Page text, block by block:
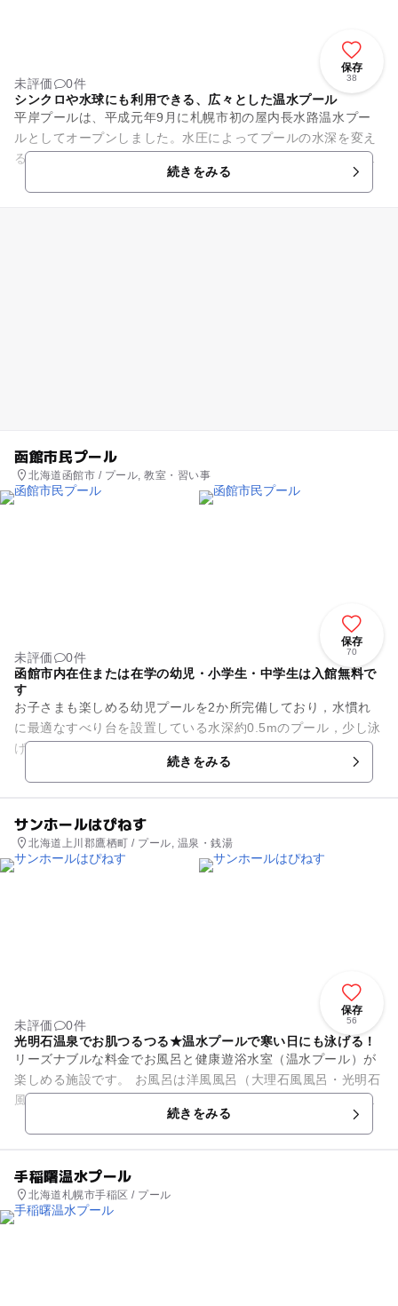
保存
38
未評価
0件
シンクロや水球にも利用できる、広々とした温水プール
平岸プールは、平成元年9月に札幌市初の屋内長水路温水プー
ルとしてオープンしました。水圧によってプールの水深を変え
ることができ、シンクロナイズドスイミングや水球などの利用
も可能です。設備が充実して...続きをみる
函館市民プール
北海道函館市 / プール, 教室・習い事
保存
70
未評価
0件
函館市内在住または在学の幼児・小学生・中学生は入館無料で
す
お子さまも楽しめる幼児プールを2か所完備しており，水慣れ
に最適なすべり台を設置している水深約0.5mのプール，少し泳
げるようになったお子さんには，長さ15m，水深1.0～1.1mの
続きをみる
サンホールはぴねす
北海道上川郡鷹栖町 / プール, 温泉・銭湯
保存
56
未評価
0件
光明石温泉でお肌つるつる★温水プールで寒い日にも泳げる！
リーズナブルな料金でお風呂と健康遊浴水室（温水プール）が
楽しめる施設です。 お風呂は洋風風呂（大理石風風呂・光明石
風呂・サウナ）と和風風呂（ひのき風呂・光明石風呂・サウ
続きをみる
手稲曙温水プール
北海道札幌市手稲区 / プール